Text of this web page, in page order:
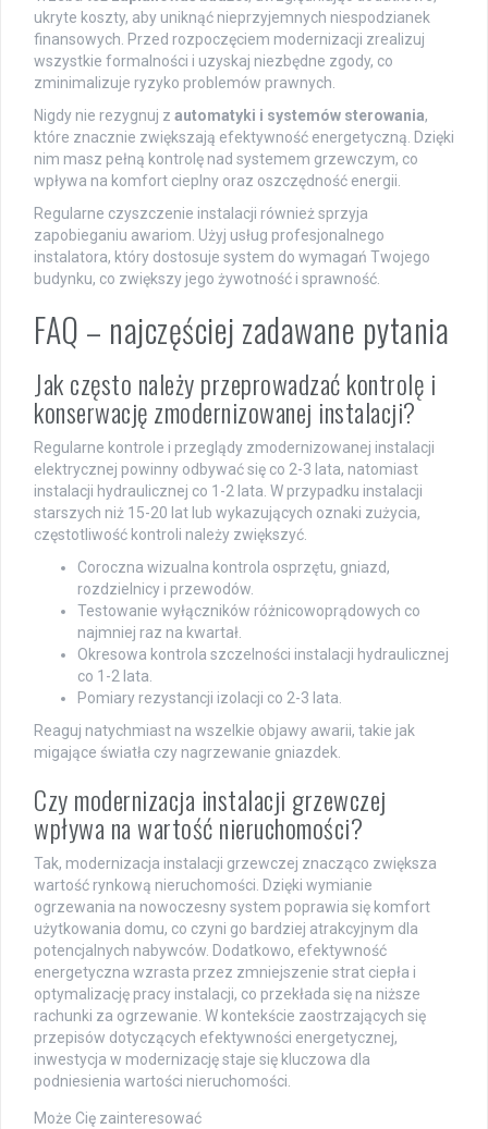
ukryte koszty, aby uniknąć nieprzyjemnych niespodzianek
finansowych. Przed rozpoczęciem modernizacji zrealizuj
wszystkie formalności i uzyskaj niezbędne zgody, co
zminimalizuje ryzyko problemów prawnych.
Nigdy nie rezygnuj z automatyki i systemów sterowania,
które znacznie zwiększają efektywność energetyczną. Dzięki
nim masz pełną kontrolę nad systemem grzewczym, co
wpływa na komfort cieplny oraz oszczędność energii.
Regularne czyszczenie instalacji również sprzyja
zapobieganiu awariom. Użyj usług profesjonalnego
instalatora, który dostosuje system do wymagań Twojego
budynku, co zwiększy jego żywotność i sprawność.
FAQ – najczęściej zadawane pytania
Jak często należy przeprowadzać kontrolę i
konserwację zmodernizowanej instalacji?
Regularne kontrole i przeglądy zmodernizowanej instalacji
elektrycznej powinny odbywać się co 2-3 lata, natomiast
instalacji hydraulicznej co 1-2 lata. W przypadku instalacji
starszych niż 15-20 lat lub wykazujących oznaki zużycia,
częstotliwość kontroli należy zwiększyć.
Coroczna wizualna kontrola osprzętu, gniazd,
rozdzielnicy i przewodów.
Testowanie wyłączników różnicowoprądowych co
najmniej raz na kwartał.
Okresowa kontrola szczelności instalacji hydraulicznej
co 1-2 lata.
Pomiary rezystancji izolacji co 2-3 lata.
Reaguj natychmiast na wszelkie objawy awarii, takie jak
migające światła czy nagrzewanie gniazdek.
Czy modernizacja instalacji grzewczej
wpływa na wartość nieruchomości?
Tak, modernizacja instalacji grzewczej znacząco zwiększa
wartość rynkową nieruchomości. Dzięki wymianie
ogrzewania na nowoczesny system poprawia się komfort
użytkowania domu, co czyni go bardziej atrakcyjnym dla
potencjalnych nabywców. Dodatkowo, efektywność
energetyczna wzrasta przez zmniejszenie strat ciepła i
optymalizację pracy instalacji, co przekłada się na niższe
rachunki za ogrzewanie. W kontekście zaostrzających się
przepisów dotyczących efektywności energetycznej,
inwestycja w modernizację staje się kluczowa dla
podniesienia wartości nieruchomości.
Może Cię zainteresować